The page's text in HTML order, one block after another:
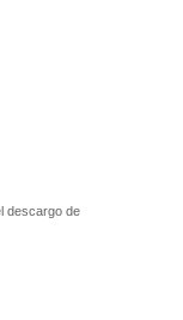
descargo de